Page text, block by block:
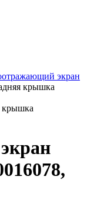
экран
крышка
крышка